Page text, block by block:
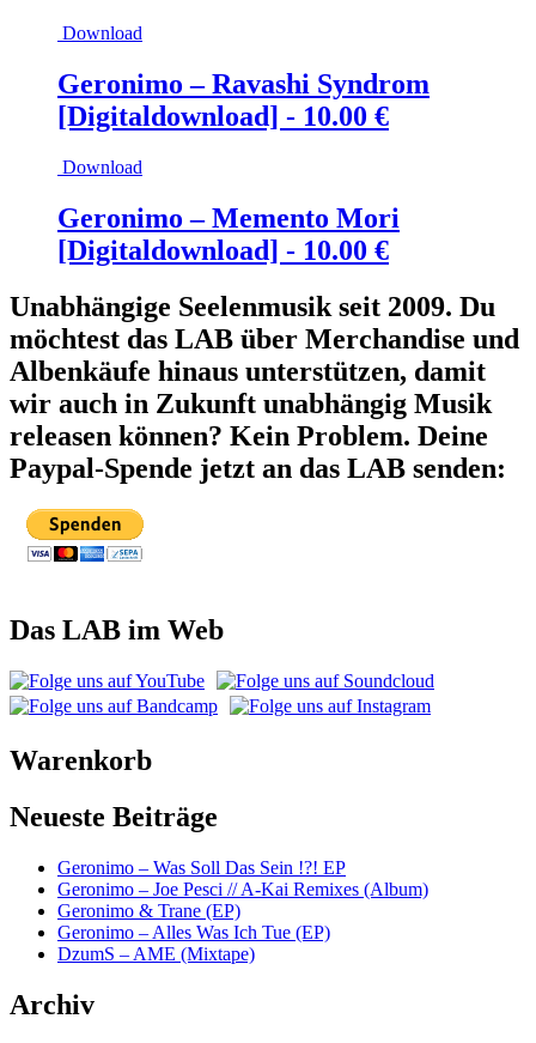
Download
Geronimo – Ravashi Syndrom
[Digitaldownload] - 10.00 €
Download
Geronimo – Memento Mori
[Digitaldownload] - 10.00 €
Unabhängige Seelenmusik seit 2009. Du
möchtest das LAB über Merchandise und
Albenkäufe hinaus unterstützen, damit
wir auch in Zukunft unabhängig Musik
releasen können? Kein Problem. Deine
Paypal-Spende jetzt an das LAB senden:
Das LAB im Web
Warenkorb
Neueste Beiträge
Geronimo – Was Soll Das Sein !?! EP
Geronimo – Joe Pesci // A-Kai Remixes (Album)
Geronimo & Trane (EP)
Geronimo – Alles Was Ich Tue (EP)
DzumS – AME (Mixtape)
Archiv